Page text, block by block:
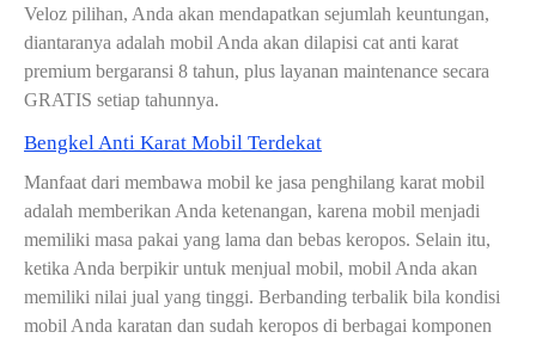
Veloz pilihan, Anda akan mendapatkan sejumlah keuntungan,
diantaranya adalah mobil Anda akan dilapisi cat anti karat
premium bergaransi 8 tahun, plus layanan maintenance secara
GRATIS setiap tahunnya.
Bengkel Anti Karat Mobil Terdekat
Manfaat dari membawa mobil ke jasa penghilang karat mobil
adalah memberikan Anda ketenangan, karena mobil menjadi
memiliki masa pakai yang lama dan bebas keropos. Selain itu,
ketika Anda berpikir untuk menjual mobil, mobil Anda akan
memiliki nilai jual yang tinggi. Berbanding terbalik bila kondisi
mobil Anda karatan dan sudah keropos di berbagai komponen